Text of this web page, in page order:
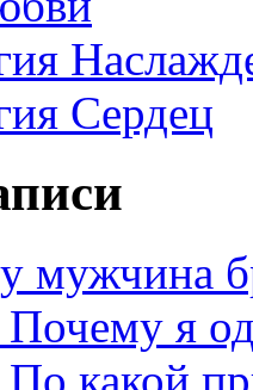
Сердец
мужчина
я